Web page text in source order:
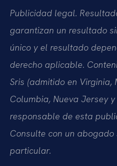
Publicidad legal.
garantizan un resultado
único y el resultado
derecho aplicable.
Sris (admitido en Virginia,
Columbia, Nueva Jersey
responsable de esta
Consulte con un
particular.